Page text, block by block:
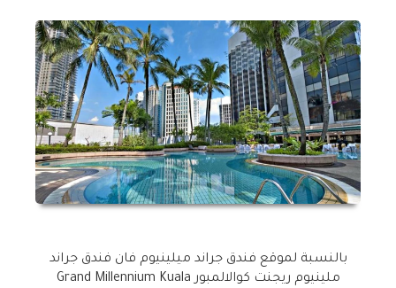
بالنسبة لموقع فندق جراند ميلينيوم فان فندق جراند
ملينيوم ريجنت كوالالمبور Grand Millennium Kuala